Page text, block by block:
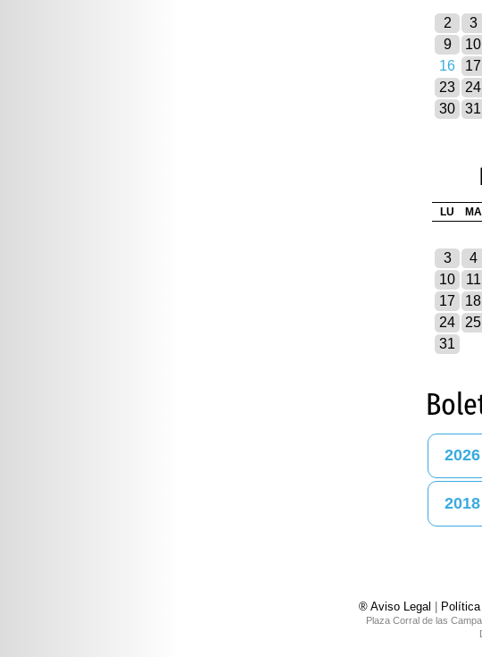
2
3
9
10
16
17
23
24
30
31
LU MA
3
4
10
11
17
18
24
25
31
2026
2018
® Aviso Legal
Plaza Corral de las